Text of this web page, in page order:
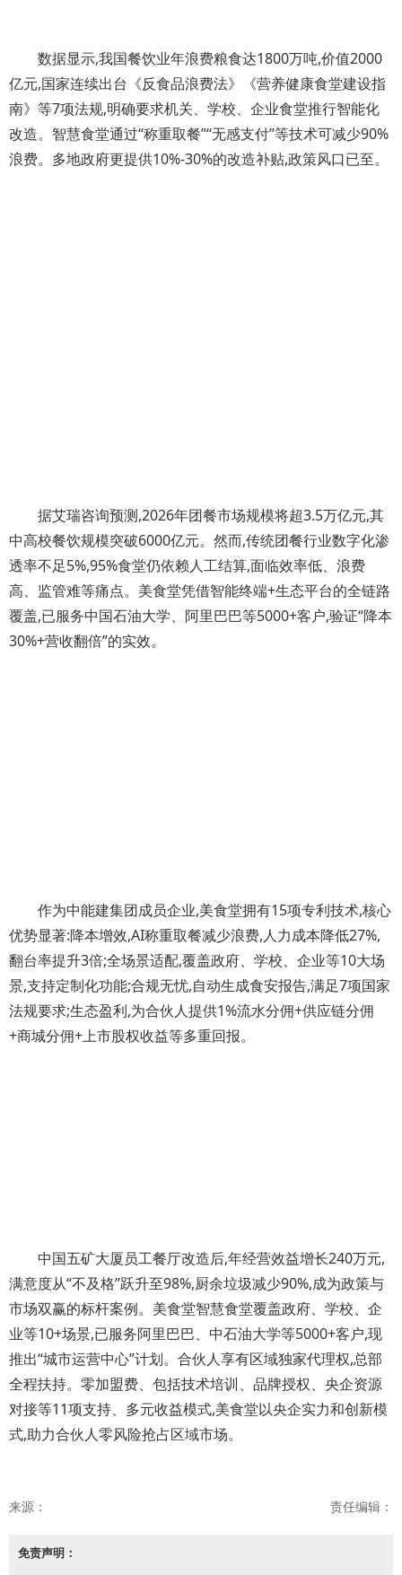
数据显示,我国餐饮业年浪费粮食达1800万吨,价值2000
亿元,国家连续出台《反食品浪费法》《营养健康食堂建设指
南》等7项法规,明确要求机关、学校、企业食堂推行智能化
改造。智慧食堂通过“称重取餐”“无感支付”等技术可减少90%
浪费。多地政府更提供10%-30%的改造补贴,政策风口已至。
据艾瑞咨询预测,2026年团餐市场规模将超3.5万亿元,其
中高校餐饮规模突破6000亿元。然而,传统团餐行业数字化渗
透率不足5%,95%食堂仍依赖人工结算,面临效率低、浪费
高、监管难等痛点。美食堂凭借智能终端+生态平台的全链路
覆盖,已服务中国石油大学、阿里巴巴等5000+客户,验证“降本
30%+营收翻倍”的实效。
作为中能建集团成员企业,美食堂拥有15项专利技术,核心
优势显著:降本增效,AI称重取餐减少浪费,人力成本降低27%,
翻台率提升3倍;全场景适配,覆盖政府、学校、企业等10大场
景,支持定制化功能;合规无忧,自动生成食安报告,满足7项国家
法规要求;生态盈利,为合伙人提供1%流水分佣+供应链分佣
+商城分佣+上市股权收益等多重回报。
中国五矿大厦员工餐厅改造后,年经营效益增长240万元,
满意度从“不及格”跃升至98%,厨余垃圾减少90%,成为政策与
市场双赢的标杆案例。美食堂智慧食堂覆盖政府、学校、企
业等10+场景,已服务阿里巴巴、中石油大学等5000+客户,现
推出“城市运营中心”计划。合伙人享有区域独家代理权,总部
全程扶持。零加盟费、包括技术培训、品牌授权、央企资源
对接等11项支持、多元收益模式,美食堂以央企实力和创新模
式,助力合伙人零风险抢占区域市场。
来源： 责任编辑：
免责声明：